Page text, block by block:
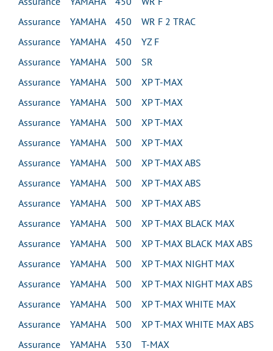
Assurance YAMAHA 450 WR F 2 TRAC
Assurance YAMAHA 450 YZ F
Assurance YAMAHA 500 SR
Assurance YAMAHA 500 XP T-MAX
Assurance YAMAHA 500 XP T-MAX
Assurance YAMAHA 500 XP T-MAX
Assurance YAMAHA 500 XP T-MAX
Assurance YAMAHA 500 XP T-MAX ABS
Assurance YAMAHA 500 XP T-MAX ABS
Assurance YAMAHA 500 XP T-MAX ABS
Assurance YAMAHA 500 XP T-MAX BLACK MAX
Assurance YAMAHA 500 XP T-MAX BLACK MAX ABS
Assurance YAMAHA 500 XP T-MAX NIGHT MAX
Assurance YAMAHA 500 XP T-MAX NIGHT MAX ABS
Assurance YAMAHA 500 XP T-MAX WHITE MAX
Assurance YAMAHA 500 XP T-MAX WHITE MAX ABS
Assurance YAMAHA 530 T-MAX